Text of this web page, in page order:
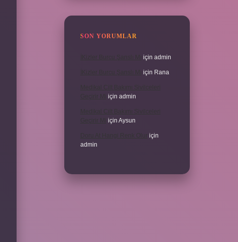
SON YORUMLAR
için admin
için Rana
için admin
için Aysun
için
admin